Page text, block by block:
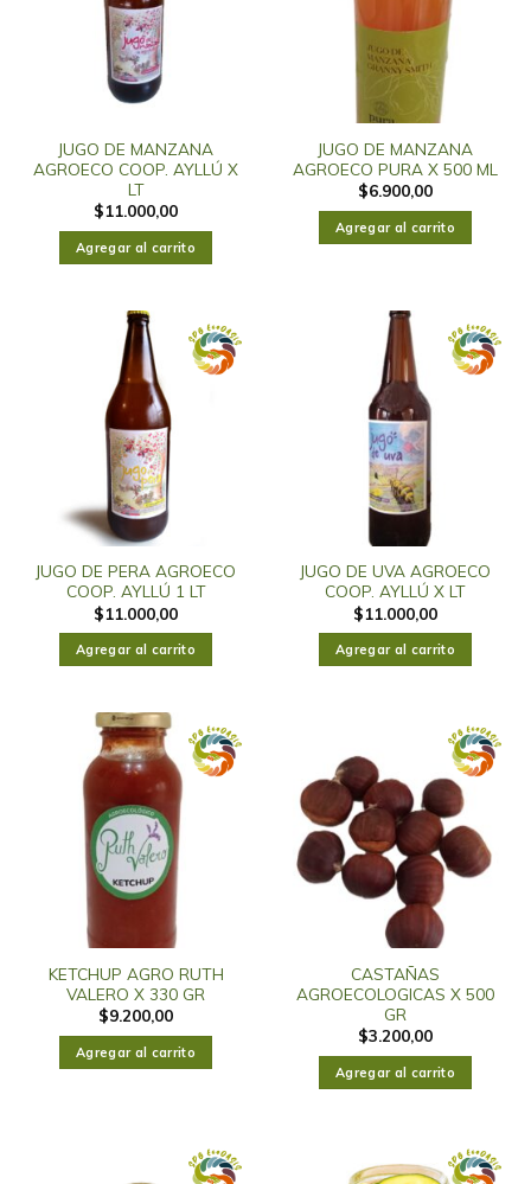
JUGO DE MANZANA
AGROECO COOP. AYLLÚ X
LT
$11.000,00
Agregar al carrito
JUGO DE MANZANA
AGROECO PURA X 500 ML
$6.900,00
Agregar al carrito
JUGO DE PERA AGROECO
COOP. AYLLÚ 1 LT
$11.000,00
Agregar al carrito
JUGO DE UVA AGROECO
COOP. AYLLÚ X LT
$11.000,00
Agregar al carrito
KETCHUP AGRO RUTH
VALERO X 330 GR
$9.200,00
Agregar al carrito
CASTAÑAS
AGROECOLOGICAS X 500
GR
$3.200,00
Agregar al carrito